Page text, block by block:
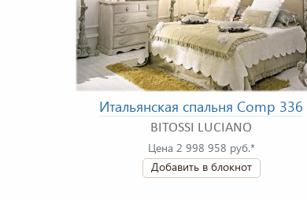
Итальянская спальня Comp 336
BITOSSI LUCIANO
Цена 2 998 958 руб.*
Добавить в блокнот